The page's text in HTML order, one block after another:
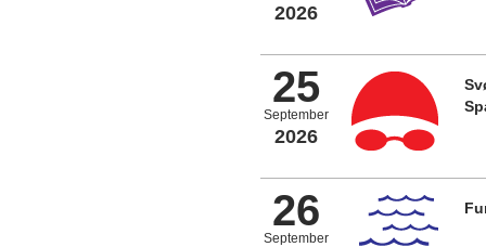
2026
25
September
2026
26
September